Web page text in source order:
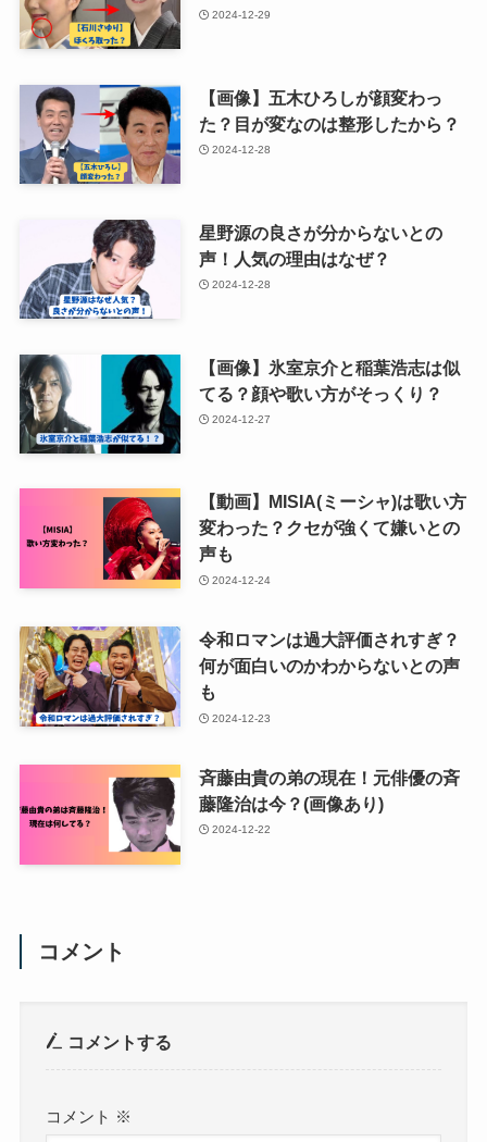
2024-12-29
【画像】五木ひろしが顔変わっ
た？目が変なのは整形したから？
2024-12-28
星野源の良さが分からないとの
声！人気の理由はなぜ？
2024-12-28
【画像】氷室京介と稲葉浩志は似
てる？顔や歌い方がそっくり？
2024-12-27
【動画】MISIA(ミーシャ)は歌い方
変わった？クセが強くて嫌いとの
声も
2024-12-24
令和ロマンは過大評価されすぎ？
何が面白いのかわからないとの声
も
2024-12-23
斉藤由貴の弟の現在！元俳優の斉
藤隆治は今？(画像あり)
2024-12-22
コメント
コメントする
コメント ※